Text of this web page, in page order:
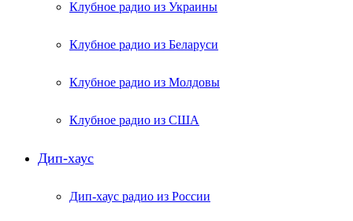
Клубное радио из Украины
Клубное радио из Беларуси
Клубное радио из Молдовы
Клубное радио из США
Дип-хаус
Дип-хаус радио из России